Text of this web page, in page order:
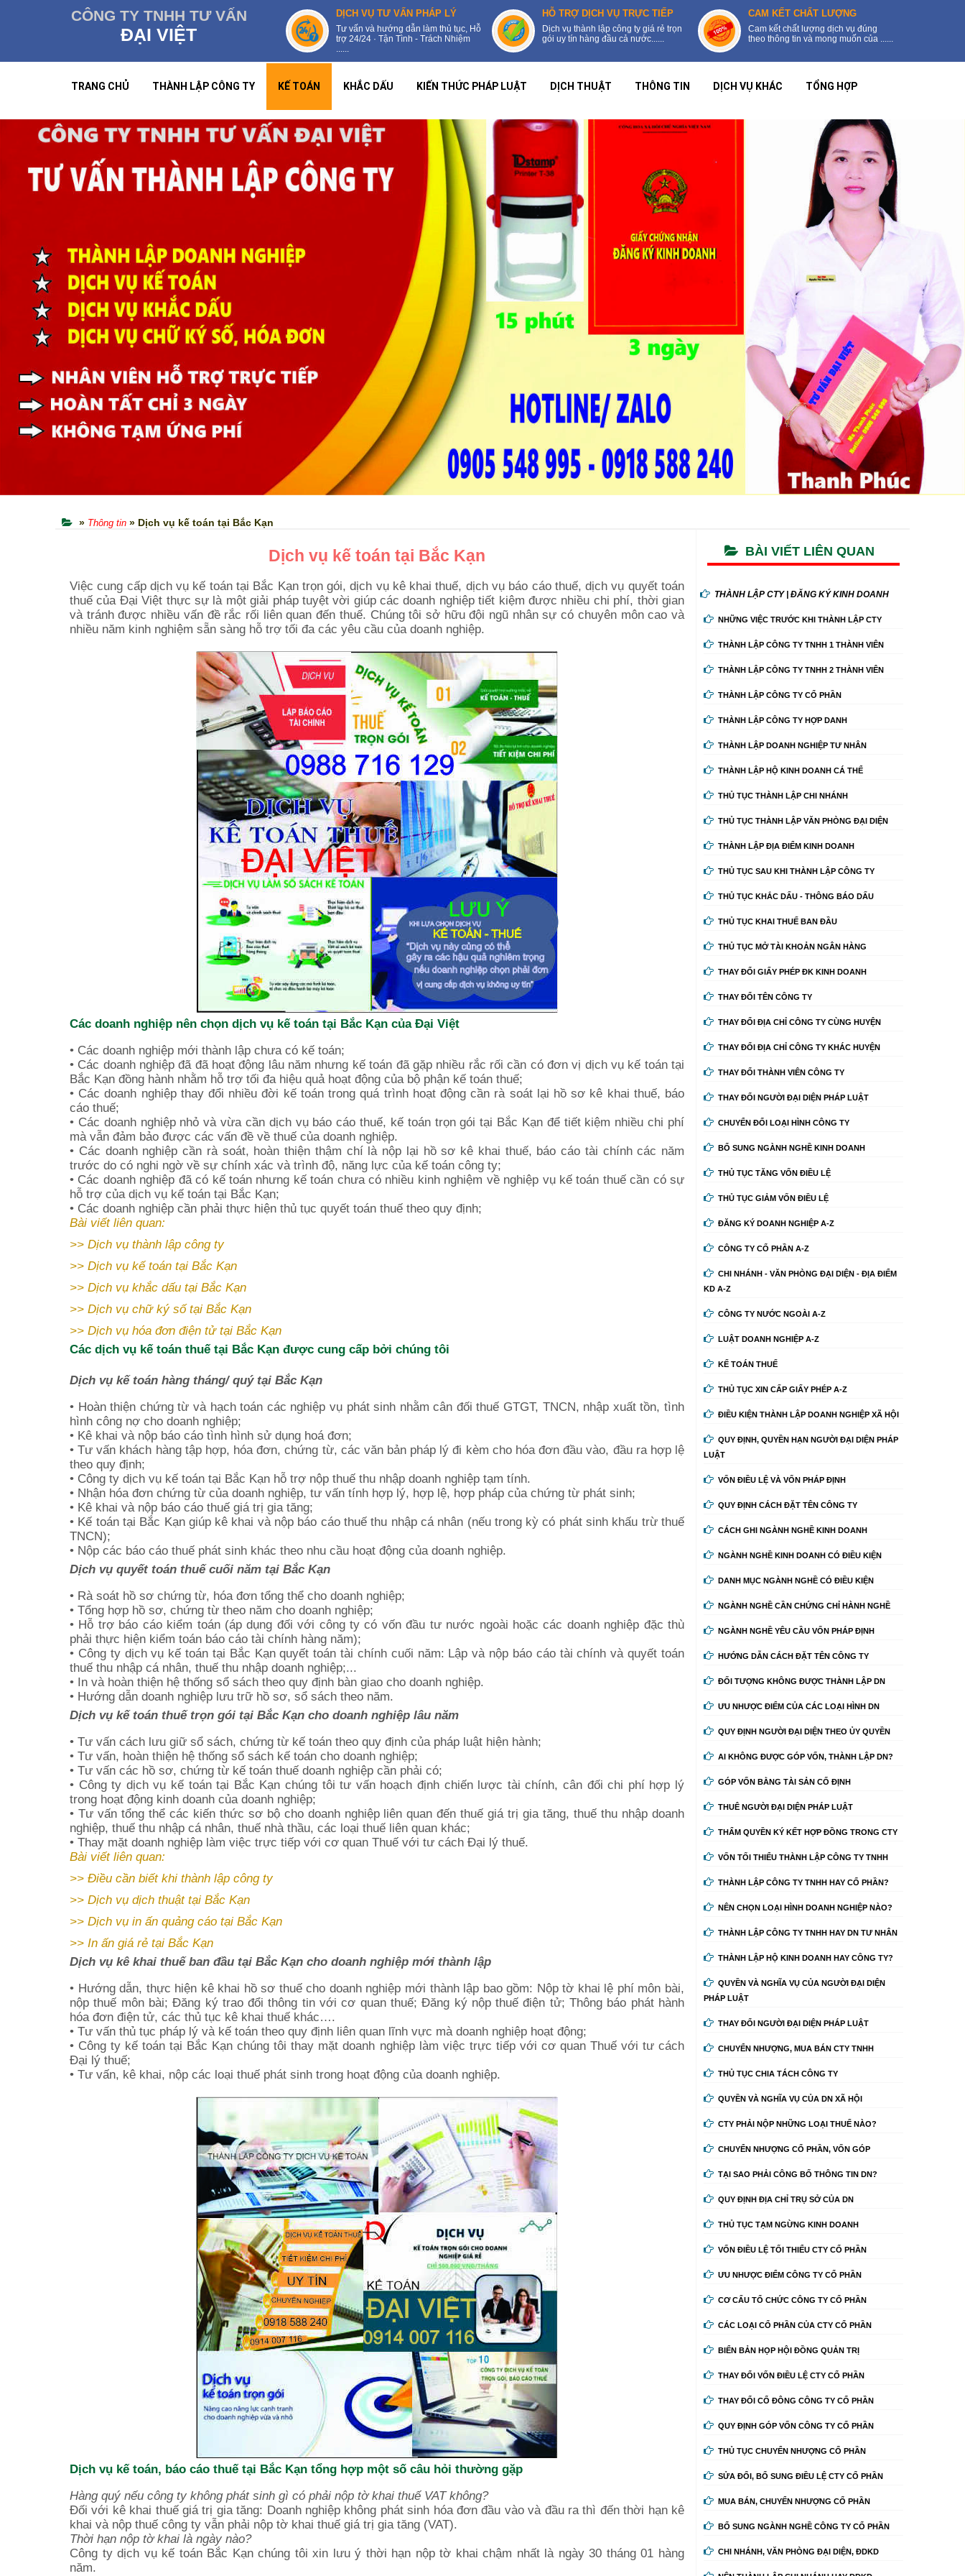
CÔNG TY TNHH TƯ VẤN
ĐẠI VIỆT
DỊCH VỤ TƯ VẤN PHÁP LÝ
Tư vấn và hướng dẫn làm thủ tục, Hỗ
trợ 24/24 · Tận Tình - Trách Nhiệm
......
HỖ TRỢ DỊCH VỤ TRỰC TIẾP
Dịch vụ thành lập công ty giá rẻ trọn
gói uy tín hàng đầu cả nước......
CAM KẾT CHẤT LƯỢNG
Cam kết chất lượng dịch vụ đúng
theo thông tin và mong muốn của ......
TRANG CHỦ THÀNH LẬP CÔNG TY KẾ TOÁN KHẮC DẤU KIẾN THỨC PHÁP LUẬT DỊCH THUẬT THÔNG TIN DỊCH VỤ KHÁC TỔNG HỢP
» Thông tin » Dịch vụ kế toán tại Bắc Kạn
Dịch vụ kế toán tại Bắc Kạn
Việc cung cấp dịch vụ kế toán tại Bắc Kạn trọn gói, dịch vụ kê khai thuế, dịch vụ báo cáo thuế, dịch vụ quyết toán
thuế của Đại Việt thực sự là một giải pháp tuyệt vời giúp các doanh nghiệp tiết kiệm được nhiều chi phí, thời gian
và tránh được nhiều vấn đề rắc rối liên quan đến thuế. Chúng tôi sở hữu đội ngũ nhân sự có chuyên môn cao và
nhiều năm kinh nghiệm sẵn sàng hỗ trợ tối đa các yêu cầu của doanh nghiệp.
Các doanh nghiệp nên chọn dịch vụ kế toán tại Bắc Kạn của Đại Việt
• Các doanh nghiệp mới thành lập chưa có kế toán;
• Các doanh nghiệp đã đã hoạt động lâu năm nhưng kế toán đã gặp nhiều rắc rối cần có đơn vị dịch vụ kế toán tại
Bắc Kạn đồng hành nhằm hỗ trợ tối đa hiệu quả hoạt động của bộ phận kế toán thuế;
• Các doanh nghiệp thay đổi nhiều đời kế toán trong quá trình hoạt động cần rà soát lại hồ sơ kê khai thuế, báo
cáo thuế;
• Các doanh nghiệp nhỏ và vừa cần dịch vụ báo cáo thuế, kế toán trọn gói tại Bắc Kạn để tiết kiệm nhiều chi phí
mà vẫn đảm bảo được các vấn đề về thuế của doanh nghiệp.
• Các doanh nghiệp cần rà soát, hoàn thiện thậm chí là nộp lại hồ sơ kê khai thuế, báo cáo tài chính các năm
trước do có nghi ngờ về sự chính xác và trình độ, năng lực của kế toán công ty;
• Các doanh nghiệp đã có kế toán nhưng kế toán chưa có nhiều kinh nghiệm về nghiệp vụ kế toán thuế cần có sự
hỗ trợ của dịch vụ kế toán tại Bắc Kạn;
• Các doanh nghiệp cần phải thực hiện thủ tục quyết toán thuế theo quy định;
Bài viết liên quan:
>> Dịch vụ thành lập công ty
>> Dịch vụ kế toán tại Bắc Kạn
>> Dịch vụ khắc dấu tại Bắc Kạn
>> Dịch vụ chữ ký số tại Bắc Kạn
>> Dịch vụ hóa đơn điện tửtại Bắc Kạn
Các dịch vụ kế toán thuế tại Bắc Kạn được cung cấp bởi chúng tôi
Dịch vụ kế toán hàng tháng/ quý tại Bắc Kạn
• Hoàn thiện chứng từ và hạch toán các nghiệp vụ phát sinh nhằm cân đối thuế GTGT, TNCN, nhập xuất tồn, tình
hình công nợ cho doanh nghiệp;
• Kê khai và nộp báo cáo tình hình sử dụng hoá đơn;
• Tư vấn khách hàng tập hợp, hóa đơn, chứng từ, các văn bản pháp lý đi kèm cho hóa đơn đầu vào, đầu ra hợp lệ
theo quy định;
• Công ty dịch vụ kế toán tại Bắc Kạn hỗ trợ nộp thuế thu nhập doanh nghiệp tạm tính.
• Nhận hóa đơn chứng từ của doanh nghiệp, tư vấn tính hợp lý, hợp lệ, hợp pháp của chứng từ phát sinh;
• Kê khai và nộp báo cáo thuế giá trị gia tăng;
• Kế toán tại Bắc Kạn giúp kê khai và nộp báo cáo thuế thu nhập cá nhân (nếu trong kỳ có phát sinh khấu trừ thuế
TNCN);
• Nộp các báo cáo thuế phát sinh khác theo nhu cầu hoạt động của doanh nghiệp.
Dịch vụ quyết toán thuế cuối năm tại Bắc Kạn
• Rà soát hồ sơ chứng từ, hóa đơn tổng thể cho doanh nghiệp;
• Tổng hợp hồ sơ, chứng từ theo năm cho doanh nghiệp;
• Hỗ trợ báo cáo kiểm toán (áp dụng đối với công ty có vốn đầu tư nước ngoài hoặc các doanh nghiệp đặc thù
phải thực hiện kiểm toán báo cáo tài chính hàng năm);
• Công ty dịch vụ kế toán tại Bắc Kạn quyết toán tài chính cuối năm: Lập và nộp báo cáo tài chính và quyết toán
thuế thu nhập cá nhân, thuế thu nhập doanh nghiệp;...
• In và hoàn thiện hệ thống sổ sách theo quy định bàn giao cho doanh nghiệp.
• Hướng dẫn doanh nghiệp lưu trữ hồ sơ, sổ sách theo năm.
Dịch vụ kế toán thuế trọn gói tại Bắc Kạn cho doanh nghiệp lâu năm
• Tư vấn cách lưu giữ sổ sách, chứng từ kế toán theo quy định của pháp luật hiện hành;
• Tư vấn, hoàn thiện hệ thống sổ sách kế toán cho doanh nghiệp;
• Tư vấn các hồ sơ, chứng từ kế toán thuế doanh nghiệp cần phải có;
• Công ty dịch vụ kế toán tại Bắc Kạn chúng tôi tư vấn hoạch định chiến lược tài chính, cân đối chi phí hợp lý
trong hoạt động kinh doanh của doanh nghiệp;
• Tư vấn tổng thể các kiến thức sơ bộ cho doanh nghiệp liên quan đến thuế giá trị gia tăng, thuế thu nhập doanh
nghiệp, thuế thu nhập cá nhân, thuế nhà thầu, các loại thuế liên quan khác;
• Thay mặt doanh nghiệp làm việc trực tiếp với cơ quan Thuế với tư cách Đại lý thuế.
Bài viết liên quan:
>> Điều cần biết khi thành lập công ty
>> Dịch vụ dịch thuật tại Bắc Kạn
>> Dịch vụ in ấn quảng cáo tại Bắc Kạn
>> In ấn giá rẻ tại Bắc Kạn
Dịch vụ kê khai thuế ban đầu tại Bắc Kạn cho doanh nghiệp mới thành lập
• Hướng dẫn, thực hiện kê khai hồ sơ thuế cho doanh nghiệp mới thành lập bao gồm: Nộp tờ khai lệ phí môn bài,
nộp thuế môn bài; Đăng ký trao đổi thông tin với cơ quan thuế; Đăng ký nộp thuế điện tử; Thông báo phát hành
hóa đơn điện tử, các thủ tục kê khai thuế khác….
• Tư vấn thủ tục pháp lý và kế toán theo quy định liên quan lĩnh vực mà doanh nghiệp hoạt động;
• Công ty kế toán tại Bắc Kạn chúng tôi thay mặt doanh nghiệp làm việc trực tiếp với cơ quan Thuế với tư cách
Đại lý thuế;
• Tư vấn, kê khai, nộp các loại thuế phát sinh trong hoạt động của doanh nghiệp.
Dịch vụ kế toán, báo cáo thuế tại Bắc Kạn tổng hợp một số câu hỏi thường gặp
Hàng quý nếu công ty không phát sinh gì có phải nộp tờ khai thuế VAT không?
Đối với kê khai thuế giá trị gia tăng: Doanh nghiệp không phát sinh hóa đơn đầu vào và đầu ra thì đến thời hạn kê
khai và nộp thuế công ty vẫn phải nộp tờ khai thuế giá trị gia tăng (VAT).
Thời hạn nộp tờ khai là ngày nào?
Công ty dịch vụ kế toán Bắc Kạn chúng tôi xin lưu ý thời hạn nộp tờ khai chậm nhất là ngày 30 tháng 01 hàng
năm.
BÀI VIẾT LIÊN QUAN
THÀNH LẬP CTY | ĐĂNG KÝ KINH DOANH
NHỮNG VIỆC TRƯỚC KHI THÀNH LẬP CTY
THÀNH LẬP CÔNG TY TNHH 1 THÀNH VIÊN
THÀNH LẬP CÔNG TY TNHH 2 THÀNH VIÊN
THÀNH LẬP CÔNG TY CỔ PHẦN
THÀNH LẬP CÔNG TY HỢP DANH
THÀNH LẬP DOANH NGHIỆP TƯ NHÂN
THÀNH LẬP HỘ KINH DOANH CÁ THỂ
THỦ TỤC THÀNH LẬP CHI NHÁNH
THỦ TỤC THÀNH LẬP VĂN PHÒNG ĐẠI DIỆN
THÀNH LẬP ĐỊA ĐIỂM KINH DOANH
THỦ TỤC SAU KHI THÀNH LẬP CÔNG TY
THỦ TỤC KHẮC DẤU - THÔNG BÁO DẤU
THỦ TỤC KHAI THUẾ BAN ĐẦU
THỦ TỤC MỞ TÀI KHOẢN NGÂN HÀNG
THAY ĐỔI GIẤY PHÉP ĐK KINH DOANH
THAY ĐỔI TÊN CÔNG TY
THAY ĐỔI ĐỊA CHỈ CÔNG TY CÙNG HUYỆN
THAY ĐỔI ĐỊA CHỈ CÔNG TY KHÁC HUYỆN
THAY ĐỔI THÀNH VIÊN CÔNG TY
THAY ĐỔI NGƯỜI ĐẠI DIỆN PHÁP LUẬT
CHUYỂN ĐỔI LOẠI HÌNH CÔNG TY
BỔ SUNG NGÀNH NGHỀ KINH DOANH
THỦ TỤC TĂNG VỐN ĐIỀU LỆ
THỦ TỤC GIẢM VỐN ĐIỀU LỆ
ĐĂNG KÝ DOANH NGHIỆP A-Z
CÔNG TY CỔ PHẦN A-Z
CHI NHÁNH - VĂN PHÒNG ĐẠI DIỆN - ĐỊA ĐIỂM
KD A-Z
CÔNG TY NƯỚC NGOÀI A-Z
LUẬT DOANH NGHIỆP A-Z
KẾ TOÁN THUẾ
THỦ TỤC XIN CẤP GIẤY PHÉP A-Z
ĐIỀU KIỆN THÀNH LẬP DOANH NGHIỆP XÃ HỘI
QUY ĐỊNH, QUYỀN HẠN NGƯỜI ĐẠI DIỆN PHÁP
LUẬT
VỐN ĐIỀU LỆ VÀ VỐN PHÁP ĐỊNH
QUY ĐỊNH CÁCH ĐẶT TÊN CÔNG TY
CÁCH GHI NGÀNH NGHỀ KINH DOANH
NGÀNH NGHỀ KINH DOANH CÓ ĐIỀU KIỆN
DANH MỤC NGÀNH NGHỀ CÓ ĐIỀU KIỆN
NGÀNH NGHỀ CẦN CHỨNG CHỈ HÀNH NGHỀ
NGÀNH NGHỀ YÊU CẦU VỐN PHÁP ĐỊNH
HƯỚNG DẪN CÁCH ĐẶT TÊN CÔNG TY
ĐỐI TƯỢNG KHÔNG ĐƯỢC THÀNH LẬP DN
ƯU NHƯỢC ĐIỂM CỦA CÁC LOẠI HÌNH DN
QUY ĐỊNH NGƯỜI ĐẠI DIỆN THEO ỦY QUYỀN
AI KHÔNG ĐƯỢC GÓP VỐN, THÀNH LẬP DN?
GÓP VỐN BẰNG TÀI SẢN CỐ ĐỊNH
THUÊ NGƯỜI ĐẠI DIỆN PHÁP LUẬT
THẨM QUYỀN KÝ KẾT HỢP ĐỒNG TRONG CTY
VỐN TỐI THIỂU THÀNH LẬP CÔNG TY TNHH
THÀNH LẬP CÔNG TY TNHH HAY CỔ PHẦN?
NÊN CHỌN LOẠI HÌNH DOANH NGHIỆP NÀO?
THÀNH LẬP CÔNG TY TNHH HAY DN TƯ NHÂN
THÀNH LẬP HỘ KINH DOANH HAY CÔNG TY?
QUYỀN VÀ NGHĨA VỤ CỦA NGƯỜI ĐẠI DIỆN
PHÁP LUẬT
THAY ĐỔI NGƯỜI ĐẠI DIỆN PHÁP LUẬT
CHUYỂN NHƯỢNG, MUA BÁN CTY TNHH
THỦ TỤC CHIA TÁCH CÔNG TY
QUYỀN VÀ NGHĨA VỤ CỦA DN XÃ HỘI
CTY PHẢI NỘP NHỮNG LOẠI THUẾ NÀO?
CHUYỂN NHƯỢNG CỔ PHẦN, VỐN GÓP
TẠI SAO PHẢI CÔNG BỐ THÔNG TIN DN?
QUY ĐỊNH ĐỊA CHỈ TRỤ SỞ CỦA DN
THỦ TỤC TẠM NGỪNG KINH DOANH
VỐN ĐIỀU LỆ TỐI THIỂU CTY CỔ PHẦN
ƯU NHƯỢC ĐIỂM CÔNG TY CỔ PHẦN
CƠ CẤU TỔ CHỨC CÔNG TY CỔ PHẦN
CÁC LOẠI CỔ PHẦN CỦA CTY CỔ PHẦN
BIỂN BẢN HỌP HỘI ĐỒNG QUẢN TRỊ
THAY ĐỔI VỐN ĐIỀU LỆ CTY CỔ PHẦN
THAY ĐỔI CỔ ĐÔNG CÔNG TY CỔ PHẦN
QUY ĐỊNH GÓP VỐN CÔNG TY CỔ PHẦN
THỦ TỤC CHUYỂN NHƯỢNG CỔ PHẦN
SỬA ĐỔI, BỔ SUNG ĐIỀU LỆ CTY CỔ PHẦN
MUA BÁN, CHUYỂN NHƯỢNG CỔ PHẦN
BỔ SUNG NGÀNH NGHỀ CÔNG TY CỔ PHẦN
CHI NHÁNH, VĂN PHÒNG ĐẠI DIỆN, ĐDKD